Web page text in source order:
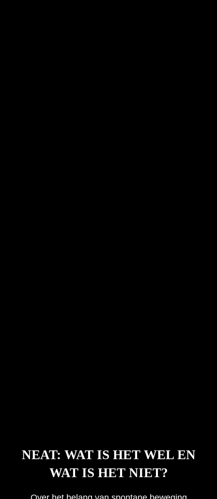
NEAT: WAT IS HET WEL EN
WAT IS HET NIET?